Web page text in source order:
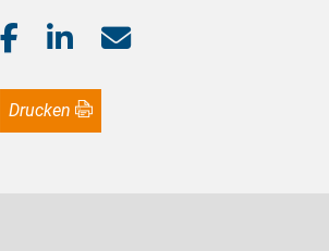
Drucken